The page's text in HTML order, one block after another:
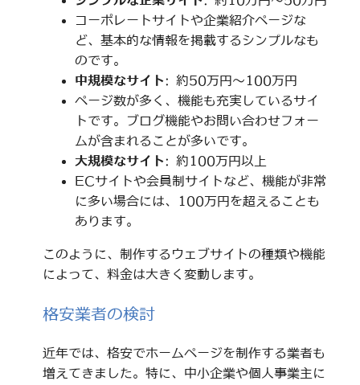
コーポレートサイトや企業紹介ページな
ど、基本的な情報を掲載するシンプルなも
のです。
中規模なサイト: 約50万円～100万円
ページ数が多く、機能も充実しているサイ
トです。ブログ機能やお問い合わせフォー
ムが含まれることが多いです。
大規模なサイト: 約100万円以上
ECサイトや会員制サイトなど、機能が非常
に多い場合には、100万円を超えることも
あります。
このように、制作するウェブサイトの種類や機能
によって、料金は大きく変動します。
格安業者の検討
近年では、格安でホームページを制作する業者も
増えてきました。特に、中小企業や個人事業主に